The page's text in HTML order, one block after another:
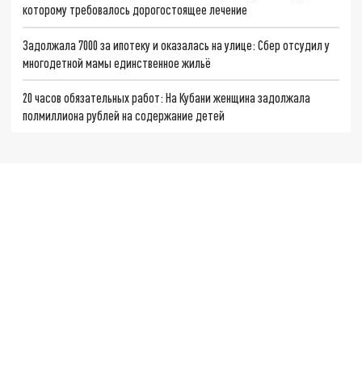
которому требовалось дорогостоящее лечение
Задолжала 7000 за ипотеку и оказалась на улице: Сбер отсудил у
многодетной мамы единственное жильё
20 часов обязательных работ: На Кубани женщина задолжала
полмиллиона рублей на содержание детей